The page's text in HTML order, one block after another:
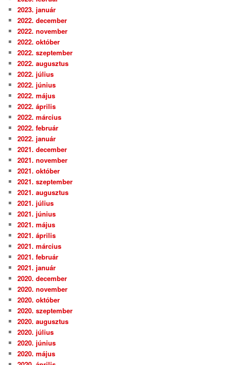
2023. január
2022. december
2022. november
2022. október
2022. szeptember
2022. augusztus
2022. július
2022. június
2022. május
2022. április
2022. március
2022. február
2022. január
2021. december
2021. november
2021. október
2021. szeptember
2021. augusztus
2021. július
2021. június
2021. május
2021. április
2021. március
2021. február
2021. január
2020. december
2020. november
2020. október
2020. szeptember
2020. augusztus
2020. július
2020. június
2020. május